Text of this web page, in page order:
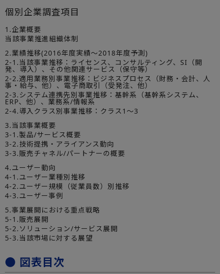
個別企業調査項目
1.企業概要
当該事業推進組織体制
2.業績推移(2016年度実績～2018年度予測)
2-1.当該事業推移：ライセンス、コンサルティング、SI（開
発、導入）、その他関連サービス（保守等）
2-2.適用業務別事業推移：ビジネスプロセス（財務・会計、人
事・給与、他）、電子商取引（受発注、他）
2-3.システム連携先別事業推移：基幹系（基幹系システム、
ERP、他）、業務系/情報系
2-4.導入クラス別事業推移：クラス1～3
3.当該事業概要
3-1.製品/サービス概要
3-2.技術提携・アライアンス動向
3-3.販売チャネル/パートナーの概要
4.ユーザー動向
4-1.ユーザー業種別推移
4-2.ユーザー規模（従業員数）別推移
4-3.ユーザー事例
5.事業展開における重点戦略
5-1.販売展開
5-2.ソリューション/サービス展開
5-3.当該市場に対する展望
● 図表目次